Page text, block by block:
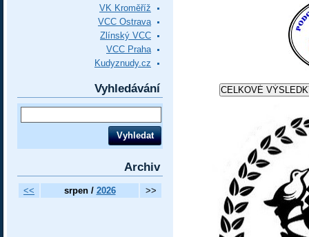
VK Kroměříž
VCC Ostrava
Zlínský VCC
VCC Praha
Kudyznudy.cz
Vyhledávání
Archiv
<< srpen / 2026 >>